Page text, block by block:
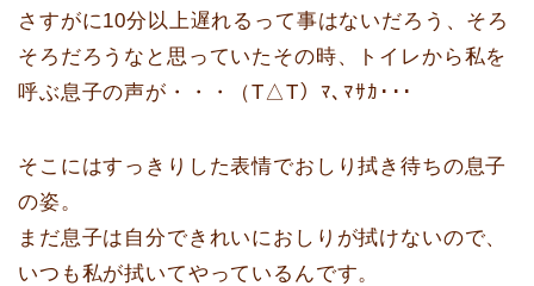
さすがに10分以上遅れるって事はないだろう、そろ
そろだろうなと思っていたその時、トイレから私を
呼ぶ息子の声が・・・（T△T）ﾏ､ﾏｻｶ･･･
そこにはすっきりした表情でおしり拭き待ちの息子
の姿。
まだ息子は自分できれいにおしりが拭けないので、
いつも私が拭いてやっているんです。